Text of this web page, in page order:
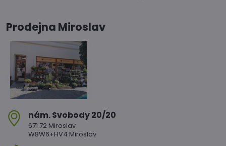
Prodejna Miroslav
nám​. Svobody 20/20
671 72 Miroslav
W8W6+HV4 Miroslav